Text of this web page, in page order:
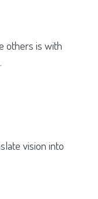
others is with
vision into